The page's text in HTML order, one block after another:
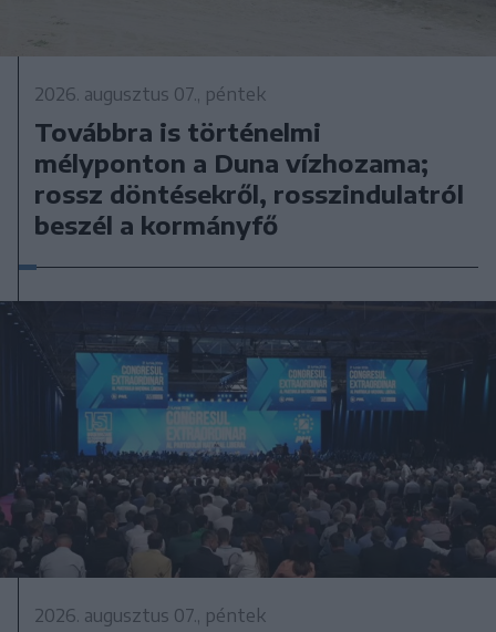
2026. augusztus 07., péntek
Továbbra is történelmi
mélyponton a Duna vízhozama;
rossz döntésekről, rosszindulatról
beszél a kormányfő
2026. augusztus 07., péntek